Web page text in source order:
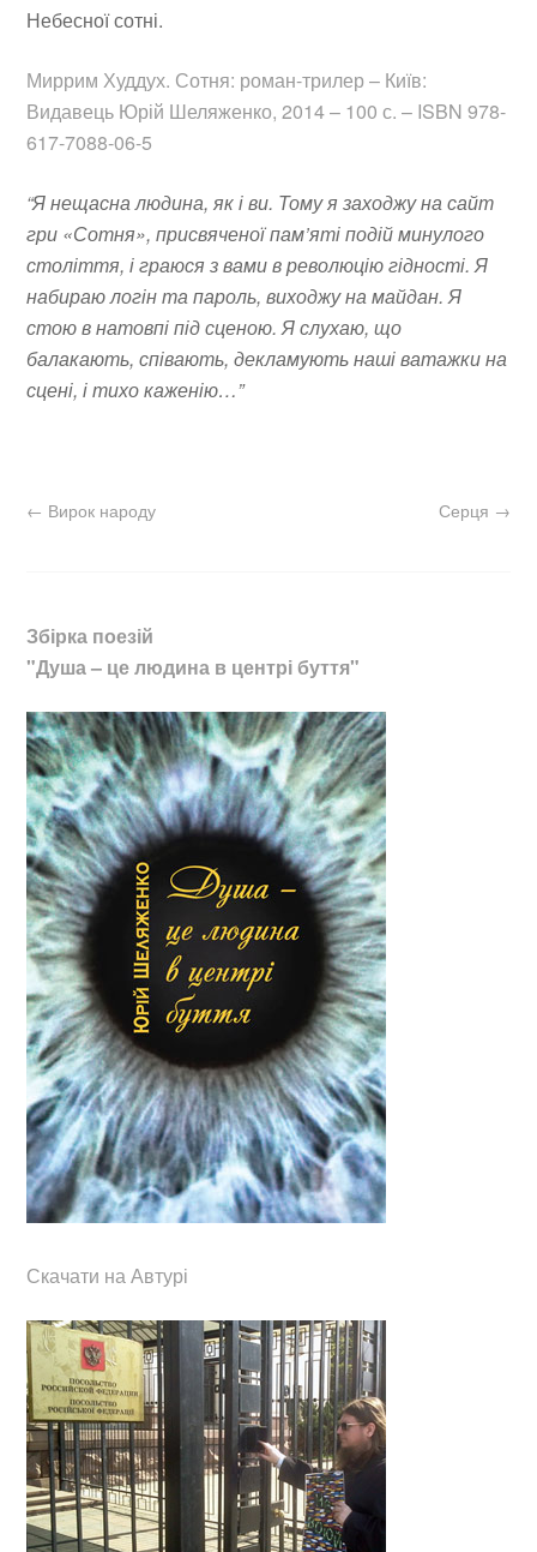
Небесної сотні.
Миррим Худдух. Сотня: роман-трилер – Київ:
Видавець Юрій Шеляженко, 2014 – 100 с. – ISBN 978-
617-7088-06-5
“Я нещасна людина, як і ви. Тому я заходжу на сайт
гри «Сотня», присвяченої пам’яті подій минулого
століття, і граюся з вами в революцію гідності. Я
набираю логін та пароль, виходжу на майдан. Я
стою в натовпі під сценою. Я слухаю, що
балакають, співають, декламують наші ватажки на
сцені, і тихо каженію…”
← Вирок народу Серця →
Збірка поезій
"Душа – це людина в центрі буття"
Скачати на Автурі